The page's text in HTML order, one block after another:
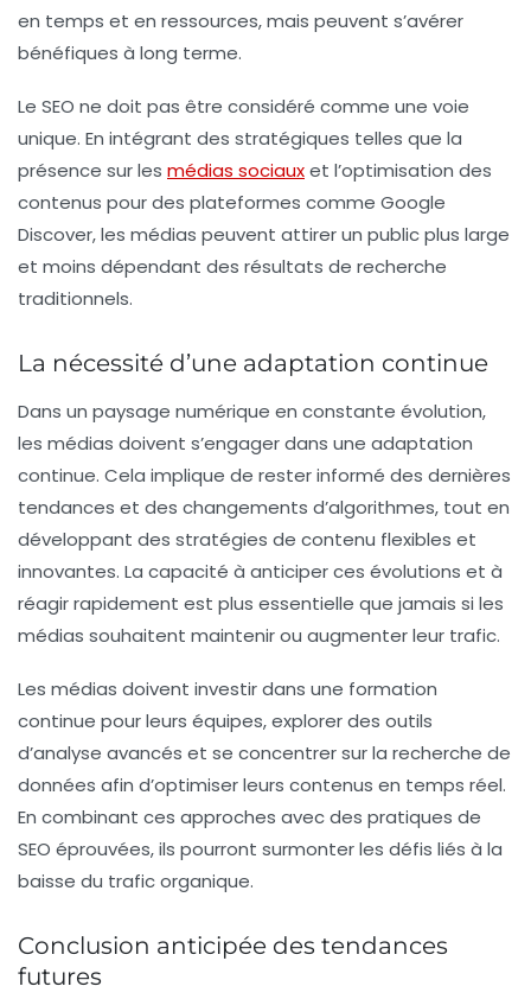
en temps et en ressources, mais peuvent s’avérer
bénéfiques à long terme.
Le SEO ne doit pas être considéré comme une voie
unique. En intégrant des stratégiques telles que la
présence sur les médias sociauxet l’optimisation des
contenus pour des plateformes comme Google
Discover, les médias peuvent attirer un public plus large
et moins dépendant des résultats de recherche
traditionnels.
La nécessité d’une adaptation continue
Dans un paysage numérique en constante évolution,
les médias doivent s’engager dans une adaptation
continue. Cela implique de rester informé des dernières
tendances et des changements d’algorithmes, tout en
développant des stratégies de contenu flexibles et
innovantes. La capacité à anticiper ces évolutions et à
réagir rapidement est plus essentielle que jamais si les
médias souhaitent maintenir ou augmenter leur trafic.
Les médias doivent investir dans une formation
continue pour leurs équipes, explorer des outils
d’analyse avancés et se concentrer sur la recherche de
données afin d’optimiser leurs contenus en temps réel.
En combinant ces approches avec des pratiques de
SEO éprouvées, ils pourront surmonter les défis liés à la
baisse du trafic organique.
Conclusion anticipée des tendances
futures